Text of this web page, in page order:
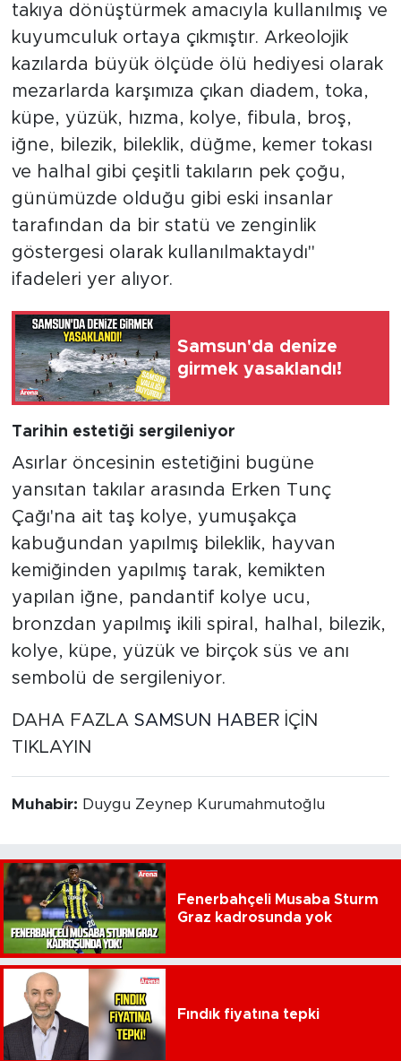
takıya dönüştürmek amacıyla kullanılmış ve
kuyumculuk ortaya çıkmıştır. Arkeolojik
kazılarda büyük ölçüde ölü hediyesi olarak
mezarlarda karşımıza çıkan diadem, toka,
küpe, yüzük, hızma, kolye, fibula, broş,
iğne, bilezik, bileklik, düğme, kemer tokası
ve halhal gibi çeşitli takıların pek çoğu,
günümüzde olduğu gibi eski insanlar
tarafından da bir statü ve zenginlik
göstergesi olarak kullanılmaktaydı"
ifadeleri yer alıyor.
Samsun'da denize
girmek yasaklandı!
Tarihin estetiği sergileniyor
Asırlar öncesinin estetiğini bugüne
yansıtan takılar arasında Erken Tunç
Çağı'na ait taş kolye, yumuşakça
kabuğundan yapılmış bileklik, hayvan
kemiğinden yapılmış tarak, kemikten
yapılan iğne, pandantif kolye ucu,
bronzdan yapılmış ikili spiral, halhal, bilezik,
kolye, küpe, yüzük ve birçok süs ve anı
sembolü de sergileniyor.
DAHA FAZLA SAMSUN HABERİÇİN
TIKLAYIN
Muhabir: Duygu Zeynep Kurumahmutoğlu
Fenerbahçeli Musaba Sturm
Graz kadrosunda yok
Fındık fiyatına tepki